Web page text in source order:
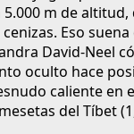
m de
Eso
David-Neel
oculto hace
caliente en
del Tíbet